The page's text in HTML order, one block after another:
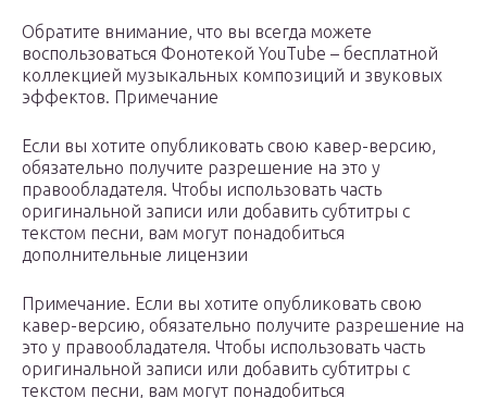
Обратите внимание, что вы всегда можете
воспользоваться Фонотекой YouTube – бесплатной
коллекцией музыкальных композиций и звуковых
эффектов. Примечание
Если вы хотите опубликовать свою кавер-версию,
обязательно получите разрешение на это у
правообладателя. Чтобы использовать часть
оригинальной записи или добавить субтитры с
текстом песни, вам могут понадобиться
дополнительные лицензии
Примечание. Если вы хотите опубликовать свою
кавер-версию, обязательно получите разрешение на
это у правообладателя. Чтобы использовать часть
оригинальной записи или добавить субтитры с
текстом песни, вам могут понадобиться